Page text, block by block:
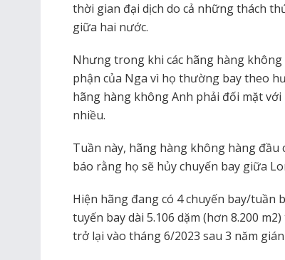
thời gian đại dịch do cả những thách
giữa hai nước.
Nhưng trong khi các hãng hàng
phận của Nga vì họ thường bay theo
hãng hàng không Anh phải đối mặt
nhiều.
Tuần này, hãng hàng không hàng
báo rằng họ sẽ hủy chuyến bay giữa
Hiện hãng đang có 4 chuyến bay/tuần
tuyến bay dài 5.106 dặm (hơn 8.200
trở lại vào tháng 6/2023 sau 3 năm